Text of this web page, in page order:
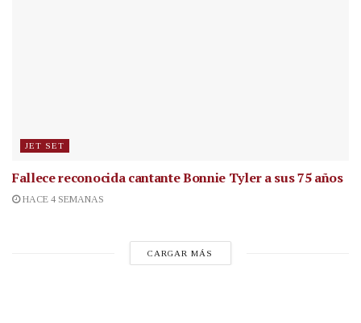
JET SET
Fallece reconocida cantanteBonnie Tyler a sus 75 años
HACE 4 SEMANAS
CARGAR MÁS